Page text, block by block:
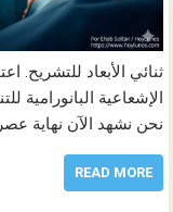
ثنائي الأبعاد للتشريح.
الإشعاعية البانورامية
نحن نشهد الآن نهاية
READ MORE